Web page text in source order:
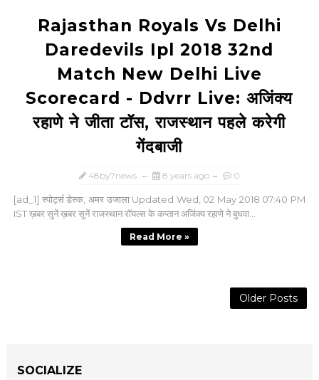
Rajasthan Royals Vs Delhi
Daredevils Ipl 2018 32nd
Match New Delhi Live
Scorecard - Ddvrr Live: अजिंक्य
रहाणे ने जीता टॉस, राजस्थान पहले करेगी
गेंदबाजी
48by7news 8 years ago 0
[ad_1] स्पोर्ट्स डेस्क, अमर उजाला Updated Wed, 02 May 2018 07:40 PM
IST ख़बर सुनें ख़बर सुनें राजस्थान रॉयल्स के कप्तान अजिंक्य रहाणे ने बुधवा...
Read More »
Older Posts
SOCIALIZE